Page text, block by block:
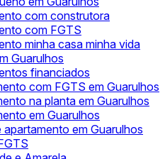
com construtora
com FGTS
minha casa minha vida
Guarulhos
financiados
com FGTS em Guarulhos
na planta em Guarulhos
em Guarulhos
em Guarulhos